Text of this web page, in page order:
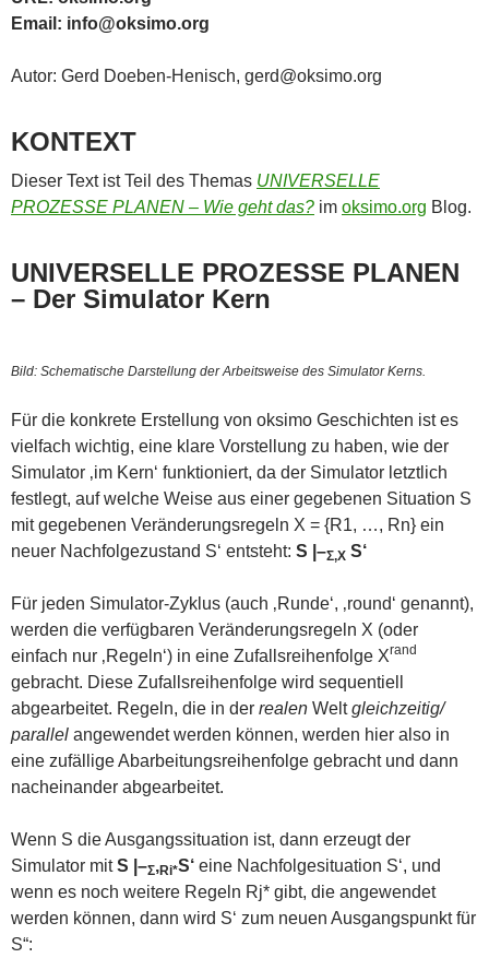
Email: info@oksimo.org
Autor: Gerd Doeben-Henisch, gerd@oksimo.org
KONTEXT
Dieser Text ist Teil des Themas UNIVERSELLE
PROZESSE PLANEN – Wie geht das? im oksimo.org Blog.
UNIVERSELLE PROZESSE PLANEN
– Der Simulator Kern
Bild: Schematische Darstellung der Arbeitsweise des Simulator Kerns.
Für die konkrete Erstellung von oksimo Geschichten ist es
vielfach wichtig, eine klare Vorstellung zu haben, wie der
Simulator ‚im Kern‘ funktioniert, da der Simulator letztlich
festlegt, auf welche Weise aus einer gegebenen Situation S
mit gegebenen Veränderungsregeln X = {R1, …, Rn} ein
neuer Nachfolgezustand S‘ entsteht: S |–Σ,X S‘
Für jeden Simulator-Zyklus (auch ‚Runde‘, ‚round‘ genannt),
werden die verfügbaren Veränderungsregeln X (oder
einfach nur ‚Regeln‘) in eine Zufallsreihenfolge Xrand
gebracht. Diese Zufallsreihenfolge wird sequentiell
abgearbeitet. Regeln, die in der realen Weltgleichzeitig/
parallel angewendet werden können, werden hier also in
eine zufällige Abarbeitungsreihenfolge gebracht und dann
nacheinander abgearbeitet.
Wenn S die Ausgangssituation ist, dann erzeugt der
Simulator mitS |–Σ,Ri*S‘ eine Nachfolgesituation S‘, und
wenn es noch weitere Regeln Rj* gibt, die angewendet
werden können, dann wird S‘ zum neuen Ausgangspunkt für
S“: